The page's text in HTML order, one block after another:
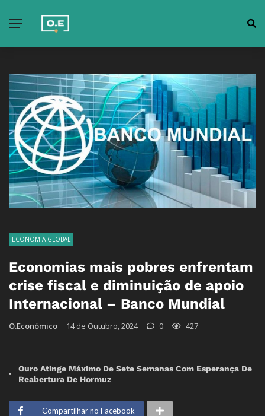
ECONOMIA GLOBAL
Economias mais pobres enfrentam
crise fiscal e diminuição de apoio
Internacional – Banco Mundial
O.Económico 14 de Outubro, 2024 0 427
Ouro Atinge Máximo De Sete Semanas Com Esperança De
Reabertura De Hormuz
Compartilhar no Facebook